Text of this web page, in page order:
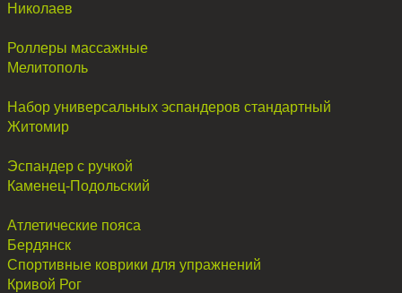
Николаев
Роллеры массажные
Мелитополь
Набор универсальных эспандеров стандартный
Житомир
Эспандер с ручкой
Каменец-Подольский
Атлетические пояса
Бердянск
Спортивные коврики для упражнений
Кривой Рог